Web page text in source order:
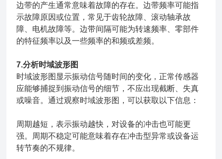
边带的产生通常意味着故障的存在。边带频率可能指
示故障原因或位置，常见于齿轮故障、滚动轴承故
障、电机故障等。边带间隔可能为转速频率、零部件
的特征频率以及一些频率的和频或差频。
7.分析时域波形图
时域波形图显示振动信号随时间的变化，正常传感器
应能够捕捉到振动信号的细节，不应出现截断、失真
或噪音。通过观察时域波形图，可以获取以下信息：
周期越短，表示振动越快，对设备的冲击也可能更
强。周期不稳定可能意味着存在冲击型异常或设备运
转节奏的不规律。